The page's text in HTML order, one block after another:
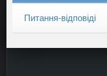
Питання-відповіді